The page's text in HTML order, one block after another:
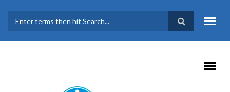
FORMULARIO DE
BÚSQUEDA